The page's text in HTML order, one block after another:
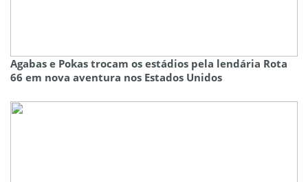
Agabas e Pokas trocam os estádios pela lendária Rota
66 em nova aventura nos Estados Unidos